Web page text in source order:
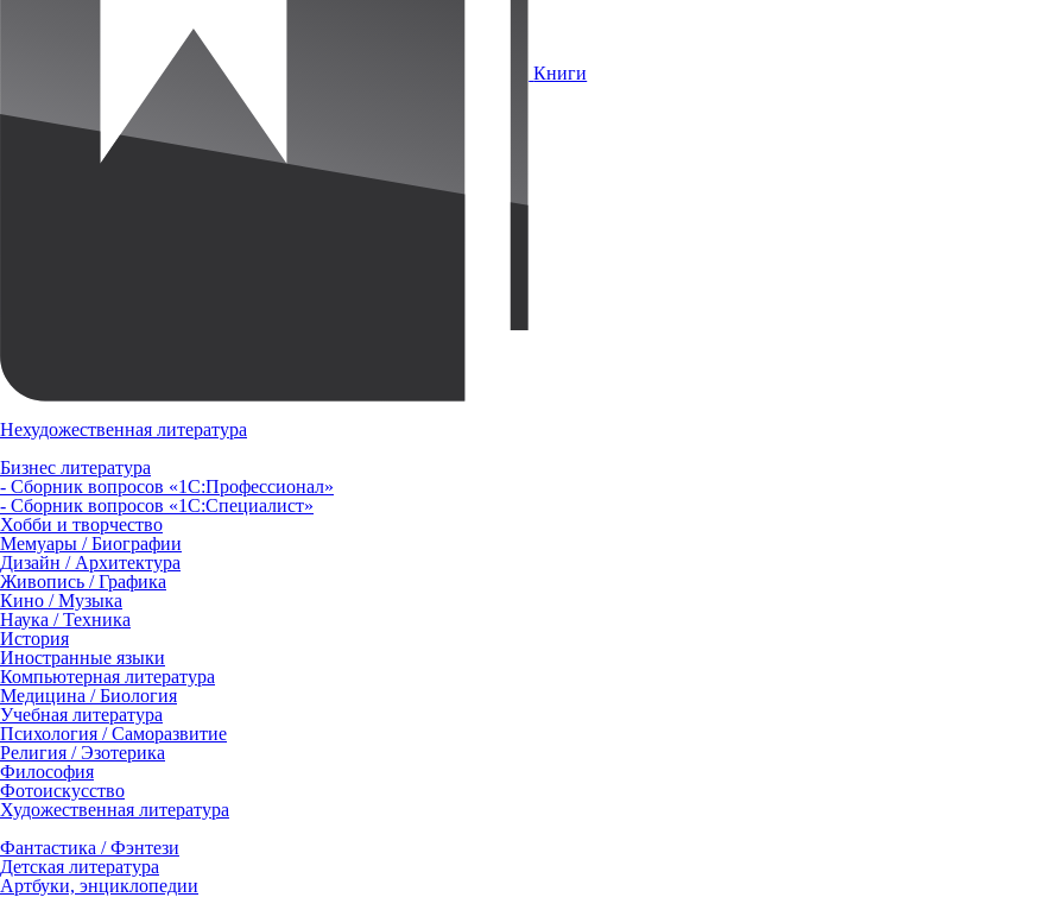
Книги
Нехудожественная литература
Бизнес литература
- Сборник вопросов «1С:Профессионал»
- Сборник вопросов «1С:Специалист»
Хобби и творчество
Мемуары / Биографии
Дизайн / Архитектура
Живопись / Графика
Кино / Музыка
Наука / Техника
История
Иностранные языки
Компьютерная литература
Медицина / Биология
Учебная литература
Психология / Саморазвитие
Религия / Эзотерика
Философия
Фотоискусство
Художественная литература
Фантастика / Фэнтези
Детская литература
Артбуки, энциклопедии